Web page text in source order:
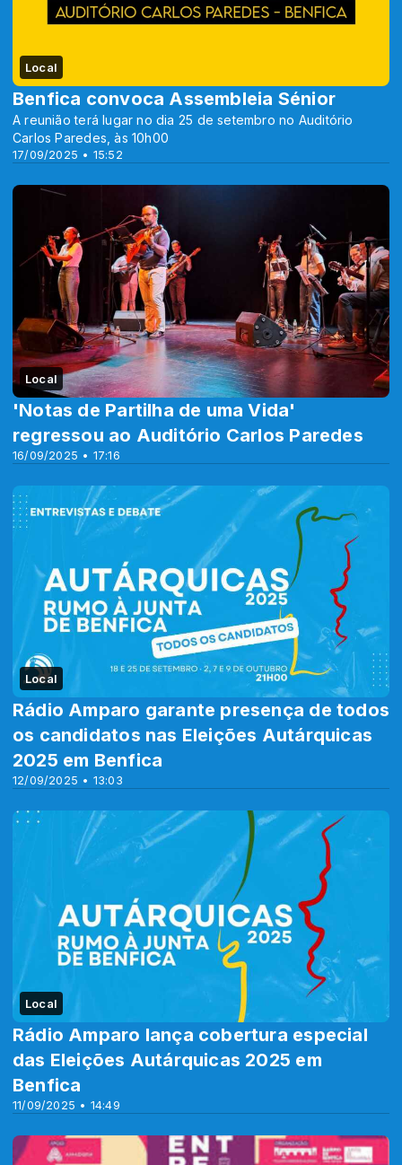
Local
17/09/2025 • 15:52
Benfica convoca Assembleia Sénior
A reunião terá lugar no dia 25 de setembro no Auditório
Carlos Paredes, às 10h00
Local
16/09/2025 • 17:16
'Notas de Partilha de uma Vida'
regressou ao Auditório Carlos Paredes
Local
12/09/2025 • 13:03
Rádio Amparo garante presença de todos
os candidatos nas Eleições Autárquicas
2025 em Benfica
Local
11/09/2025 • 14:49
Rádio Amparo lança cobertura especial
das Eleições Autárquicas 2025 em
Benfica